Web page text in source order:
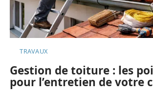
TRAVAUX
Gestion de toiture : les
pour l’entretien de votre